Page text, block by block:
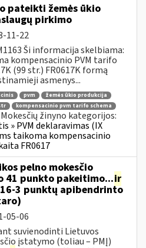
pateikti žemės ūkio
pirkimo
11-22
Ši informacija skelbiama:
kompensacinio PVM tarifo
(99 str.) FR0617K formą
asmenys...
pvm
žemės ūkio produkcija
kompensacinio pvm tarifo schema
Mokesčių žinyno kategorijos:
» PVM deklaravimas (IX
taikoma kompensacinio
FR0617
pelno mokesčio
41 punkto pakeitimo...ir
16-3 punktų apibendrinto
05-06
suvienodinti Lietuvos
įstatymo (toliau – PMĮ)